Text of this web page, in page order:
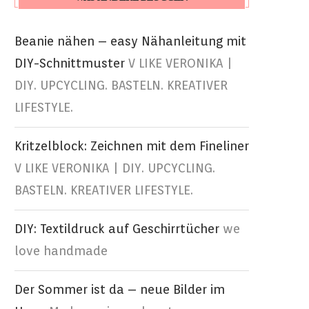
Beanie nähen – easy Nähanleitung mit
DIY-Schnittmuster V LIKE VERONIKA |
DIY. UPCYCLING. BASTELN. KREATIVER
LIFESTYLE.
Kritzelblock: Zeichnen mit dem Fineliner
V LIKE VERONIKA | DIY. UPCYCLING.
BASTELN. KREATIVER LIFESTYLE.
DIY: Textildruck auf Geschirrtücher we
love handmade
Der Sommer ist da – neue Bilder im